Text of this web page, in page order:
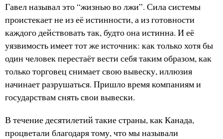
Гавел называл это “жизнью во лжи”. Сила системы
проистекает не из её истинности, а из готовности
каждого действовать так, будто она истинна. И её
уязвимость имеет тот же источник: как только хотя бы
один человек перестаёт вести себя таким образом, как
только торговец снимает свою вывеску, иллюзия
начинает разрушаться. Пришло время компаниям и
государствам снять свои вывески.
В течение десятилетий такие страны, как Канада,
процветали благодаря тому, что мы называли